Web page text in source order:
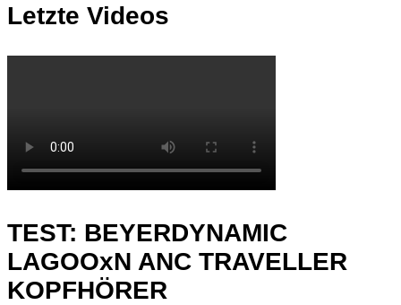
Letzte Videos
TEST: BEYERDYNAMIC
LAGOOxN ANC TRAVELLER
KOPFHÖRER